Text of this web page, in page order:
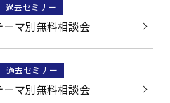
過去セミナー
ーマ別無料相談会
過去セミナー
ーマ別無料相談会